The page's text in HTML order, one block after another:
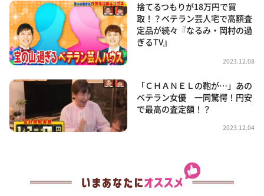
捨てるつもりが18万円で買
取！？ベテラン芸人宅で高額査
定品が続々『なるみ・岡村の過
ぎるTV』
2023.12.08
「ＣＨＡＮＥＬの鞄が…」あの
ベテラン女優 一同驚愕！円安
で最高の査定額！？
2023.12.04